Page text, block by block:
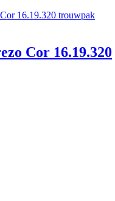
Cor 16.19.320